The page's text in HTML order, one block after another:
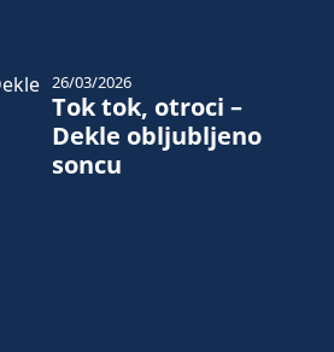
Tok tok, otroci –
Dekle obljubljeno
soncu
26/03/2026